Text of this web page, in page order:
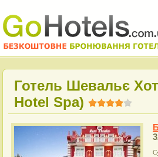
Готель Шевальє
Hotel Spa)